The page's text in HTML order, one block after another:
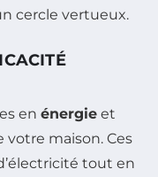
cercle vertueux.
en énergie et
votre maison. Ces
tout en